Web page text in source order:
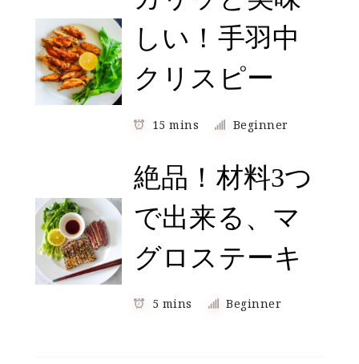
しい！手羽中
クリスピー
15 mins Beginner
絶品！材料3つ
で出来る、マ
グロステーキ
5 mins Beginner